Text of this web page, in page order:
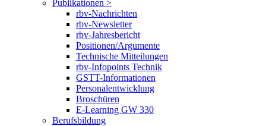
Publikationen >
rbv-Nachrichten
rbv-Newsletter
rbv-Jahresbericht
Positionen/Argumente
Technische Mitteilungen
rbv-Infopoints Technik
GSTT-Informationen
Personalentwicklung
Broschüren
E-Learning GW 330
Berufsbildung